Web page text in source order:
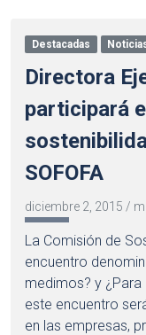
Destacadas
Directora
participará
SOFOFA
diciembre 2, 2015 /
La Comisión de
encuentro
medimos? y
este encuentro
en las empresas,